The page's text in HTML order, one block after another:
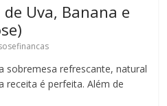
Uva, Banana e
sobremesa refrescante, natural
receita é perfeita. Além de